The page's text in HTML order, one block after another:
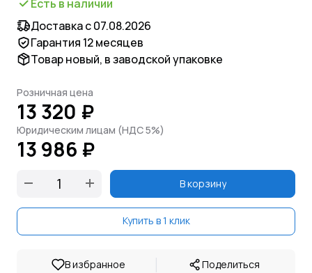
Есть в наличии
Доставка с 07.08.2026
Гарантия 12 месяцев
Товар новый, в заводской упаковке
Розничная цена
13 320 ₽
Юридическим лицам (НДС 5%)
13 986 ₽
В корзину
Купить в 1 клик
В избранное | Поделиться